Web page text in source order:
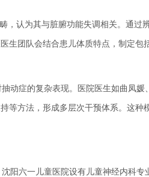
，认为其与脏腑功能失调相关。通过
生团队会结合患儿体质特点，制定包
动症的复杂表现。医院医生如曲凤媛
等方法，形成多层次干预体系。这种
阳六一儿童医院设有儿童神经内科专